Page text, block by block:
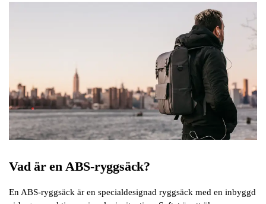
Vad är en ABS-ryggsäck?
En ABS-ryggsäck är en specialdesignad ryggsäck med en inbyggd